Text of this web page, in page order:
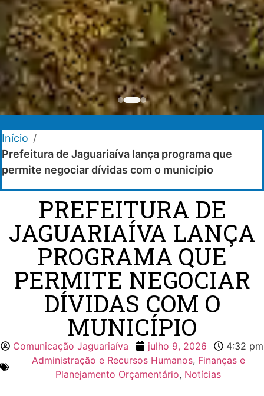
Início /
Prefeitura de Jaguariaíva lança programa que
permite negociar dívidas com o município
PREFEITURA DE
JAGUARIAÍVA LANÇA
PROGRAMA QUE
PERMITE NEGOCIAR
DÍVIDAS COM O
MUNICÍPIO
Comunicação Jaguariaíva julho 9, 2026
4:32 pm
Administração e Recursos Humanos, Finanças e
Planejamento Orçamentário, Notícias